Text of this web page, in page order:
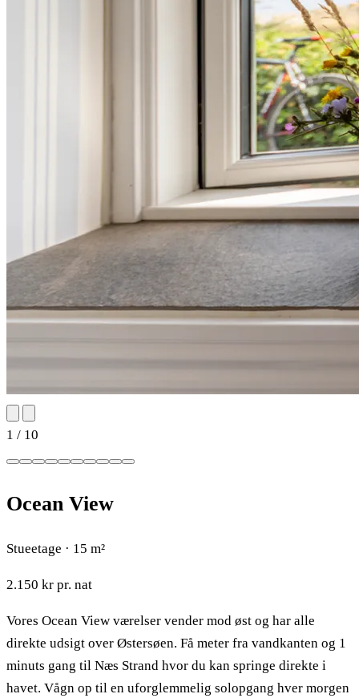
1 / 10
Ocean View
Stueetage · 15 m²
2.150 kr pr. nat
Vores Ocean View værelser vender mod øst og har alle
direkte udsigt over Østersøen. Få meter fra vandkanten og 1
minuts gang til Næs Strand hvor du kan springe direkte i
havet. Vågn op til en uforglemmelig solopgang hver morgen